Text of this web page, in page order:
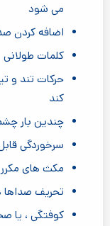
می شود
اضافه کردن
کلمات طولانی
حرکات تند و
کند
چندین بار
سرخوردگی
مکث های
تحریف
کوفتگی ، یا